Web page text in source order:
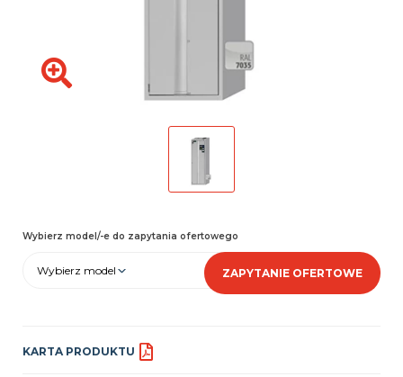
Wybierz model/-e do zapytania ofertowego
Wybierz model ZAPYTANIE OFERTOWE
KARTA PRODUKTU